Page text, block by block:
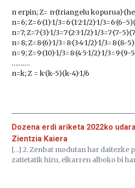
n erpin; Z= n·(triangelu
n=6; Z=6·(1)·1/3=6·(1·2·1/2)·1/3=6·(6-
n=7; Z=7·(3)·1/3=7·(2·3·1/2)·1/3=7·(7-
n=8; Z=8·(6)·1/3=8·(3·4·1/2)·1/3=8·(8-
n=9; Z=9·(10)·1/3=8·(4·5·1/2)·1/
……….
n=k; Z = k·(k-5)(k-4)·1/6
Dozena erdi ariketa 2022ko
Zientzia Kaiera
[…] 2. Zenbat modutan har daitezke
zatietatik hiru, elkarren alboko bi